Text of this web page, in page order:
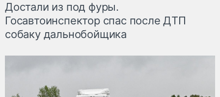
Достали из под фуры.
Госавтоинспектор спас после ДТП
собаку дальнобойщика